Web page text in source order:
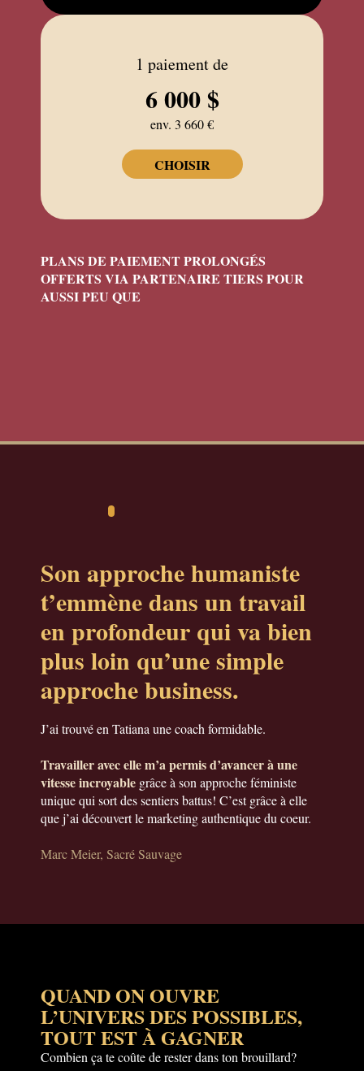
1 paiement de
6 000 $
env. 3 660 €
CHOISIR
PLANS DE PAIEMENT PROLONGÉS
OFFERTS VIA PARTENAIRE TIERS POUR
AUSSI PEU QUE
Son approche humaniste
t’emmène dans un travail
en profondeur qui va bien
plus loin qu’une simple
approche business.
J’ai trouvé en Tatiana une coach formidable.
Travailler avec elle m’a permis d’avancer à une
vitesse incroyable grâce à son approche féministe
unique qui sort des sentiers battus! C’est grâce à elle
que j’ai découvert le marketing authentique du coeur.
Marc Meier, Sacré Sauvage
QUAND ON OUVRE
L’UNIVERS DES POSSIBLES,
TOUT EST À GAGNER
Combien ça te coûte de rester dans ton brouillard?